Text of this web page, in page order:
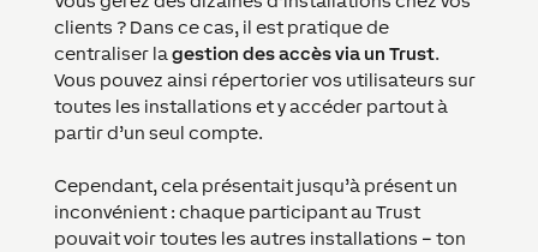
clients ? Dans ce cas, il est pratique de
centraliser la gestion des accès via un Trust.
Vous pouvez ainsi répertorier vos utilisateurs sur
toutes les installations et y accéder partout à
partir d’un seul compte.
Cependant, cela présentait jusqu’à présent un
inconvénient : chaque participant au Trust
pouvait voir toutes les autres installations – ton